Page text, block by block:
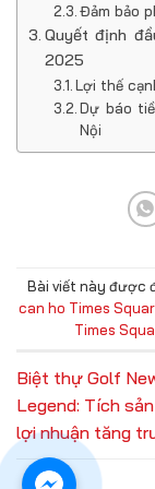
Đảm bảo
Quyết định
2025
Lợi thế
Dự báo
Nội
Bài viết này được
can ho Times
Times
Biệt thự Golf
Legend: Tích
lợi nhuận tăng